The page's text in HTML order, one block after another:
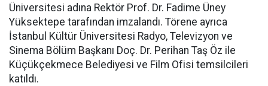
Üniversitesi adına Rektör Prof. Dr. Fadime Üney
Yüksektepe tarafından imzalandı. Törene ayrıca
İstanbul Kültür Üniversitesi Radyo, Televizyon ve
Sinema Bölüm Başkanı Doç. Dr. Perihan Taş Öz ile
Küçükçekmece Belediyesi ve Film Ofisi temsilcileri
katıldı.